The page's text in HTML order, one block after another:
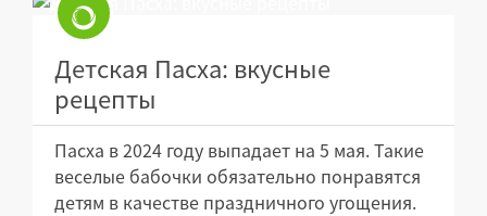
Детская Пасха: вкусные
рецепты
Пасха в 2024 году выпадает на 5 мая. Такие
веселые бабочки обязательно понравятся
детям в качестве праздничного угощения.